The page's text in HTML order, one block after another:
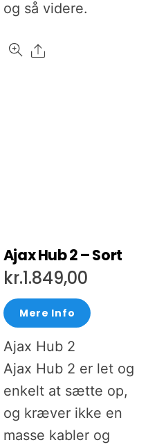
og så videre.
Share
Ajax Hub 2 – Sort
kr.1.849,00
Mere Info
Ajax Hub 2
Ajax Hub 2 er let og
enkelt at sætte op,
og kræver ikke en
masse kabler og